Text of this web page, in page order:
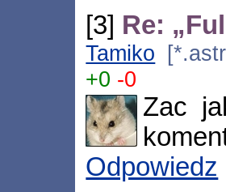
[3] Re:
Tamiko
+0 -0
Zac
Odpowiedz